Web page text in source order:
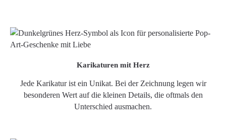
Karikaturen mit Herz
Jede Karikatur ist ein Unikat. Bei der Zeichnung legen wir
besonderen Wert auf die kleinen Details, die oftmals den
Unterschied ausmachen.